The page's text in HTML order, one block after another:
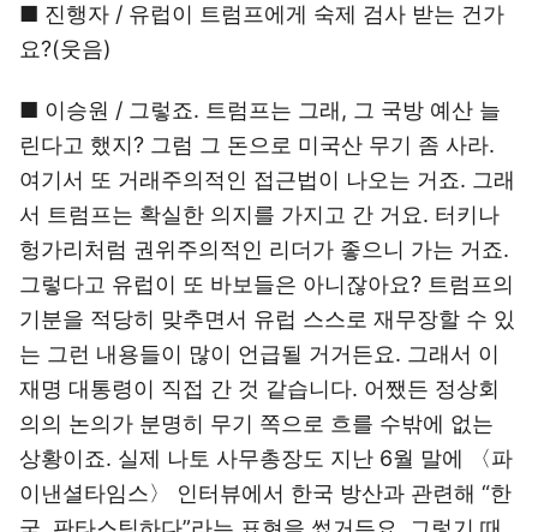
■ 진행자 / 유럽이 트럼프에게 숙제 검사 받는 건가
요?(웃음)
■ 이승원 / 그렇죠. 트럼프는 그래, 그 국방 예산 늘
린다고 했지? 그럼 그 돈으로 미국산 무기 좀 사라.
여기서 또 거래주의적인 접근법이 나오는 거죠. 그래
서 트럼프는 확실한 의지를 가지고 간 거요. 터키나
헝가리처럼 권위주의적인 리더가 좋으니 가는 거죠.
그렇다고 유럽이 또 바보들은 아니잖아요? 트럼프의
기분을 적당히 맞추면서 유럽 스스로 재무장할 수 있
는 그런 내용들이 많이 언급될 거거든요. 그래서 이
재명 대통령이 직접 간 것 같습니다. 어쨌든 정상회
의의 논의가 분명히 무기 쪽으로 흐를 수밖에 없는
상황이죠. 실제 나토 사무총장도 지난 6월 말에 〈파
이낸셜타임스〉 인터뷰에서 한국 방산과 관련해 “한